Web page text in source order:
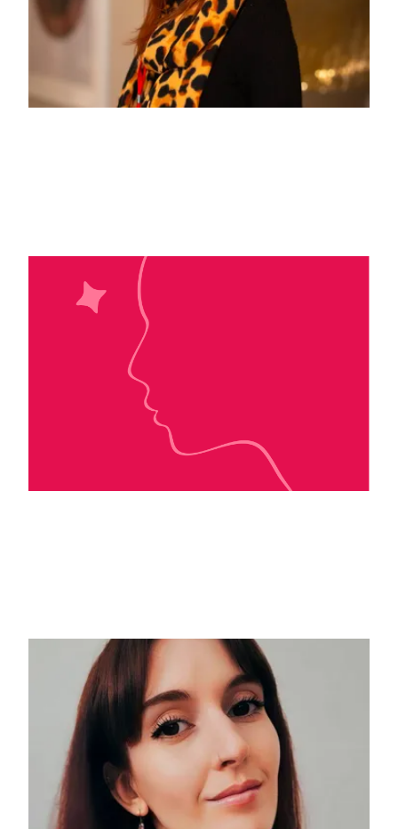
Océane Ghanem
Pam Godwin